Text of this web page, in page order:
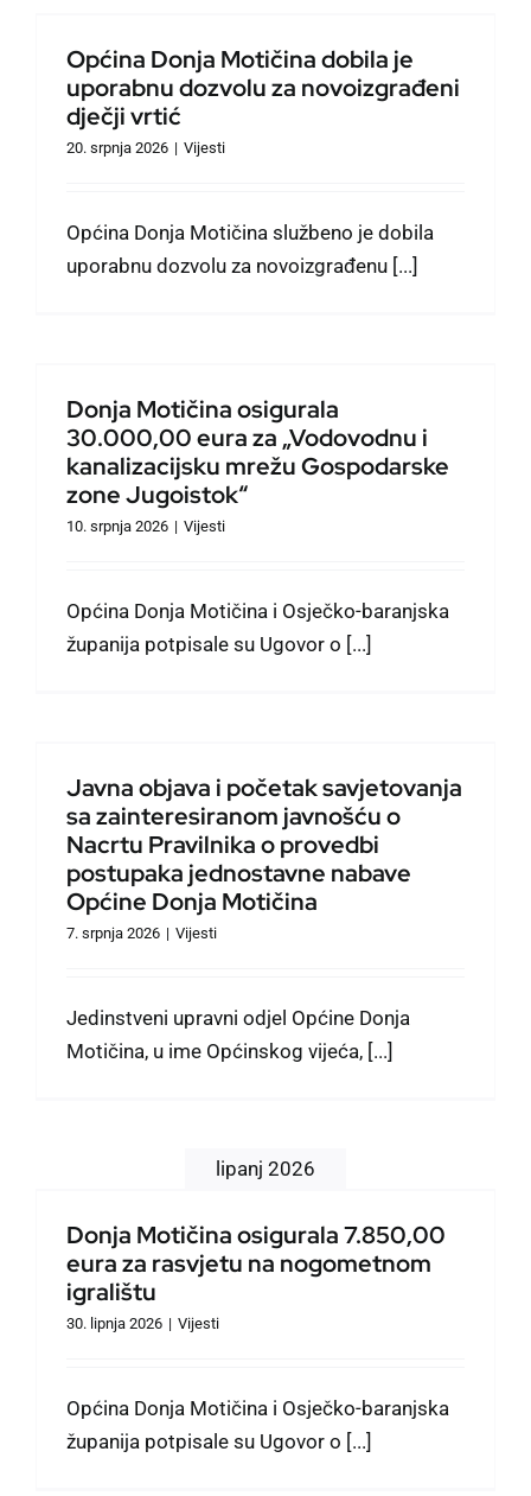
Općina Donja Motičina dobila je
uporabnu dozvolu za novoizgrađeni
dječji vrtić
20. srpnja 2026 | Vijesti
Općina Donja Motičina službeno je dobila
uporabnu dozvolu za novoizgrađenu [...]
Donja Motičina osigurala
30.000,00 eura za „Vodovodnu i
kanalizacijsku mrežu Gospodarske
zone Jugoistok“
10. srpnja 2026 | Vijesti
Općina Donja Motičina i Osječko-baranjska
županija potpisale su Ugovor o [...]
Javna objava i početak savjetovanja
sa zainteresiranom javnošću o
Nacrtu Pravilnika o provedbi
postupaka jednostavne nabave
Općine Donja Motičina
7. srpnja 2026 | Vijesti
Jedinstveni upravni odjel Općine Donja
Motičina, u ime Općinskog vijeća, [...]
lipanj 2026
Donja Motičina osigurala 7.850,00
eura za rasvjetu na nogometnom
igralištu
30. lipnja 2026 | Vijesti
Općina Donja Motičina i Osječko-baranjska
županija potpisale su Ugovor o [...]